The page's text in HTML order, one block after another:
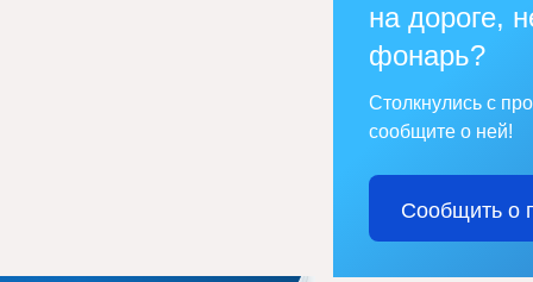
на дороге,
фонарь?
Столкнулись с
сообщите о ней!
Сообщить о